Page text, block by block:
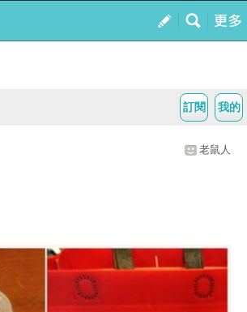
我的
訂閱
老鼠人